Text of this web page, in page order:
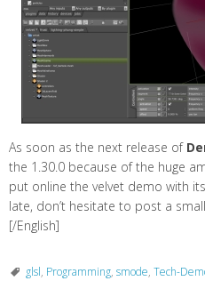
As soon as the next release of
the 1.30.0 because of the huge
put online the velvet demo with its
late, don’t hesitate to post a
[/English]
glsl, Programming, smode, Tech-